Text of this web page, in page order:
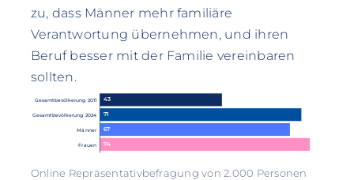
zu, dass Männer mehr familiäre
Verantwortung übernehmen, und ihren
Beruf besser mit der Familie vereinbaren
sollten.
Gesamtbevölkerung 2011 43
Gesamtbevölkerung 2024 71
Männer 67
Frauen 74
Online Repräsentativbefragung von 2.000 Personen